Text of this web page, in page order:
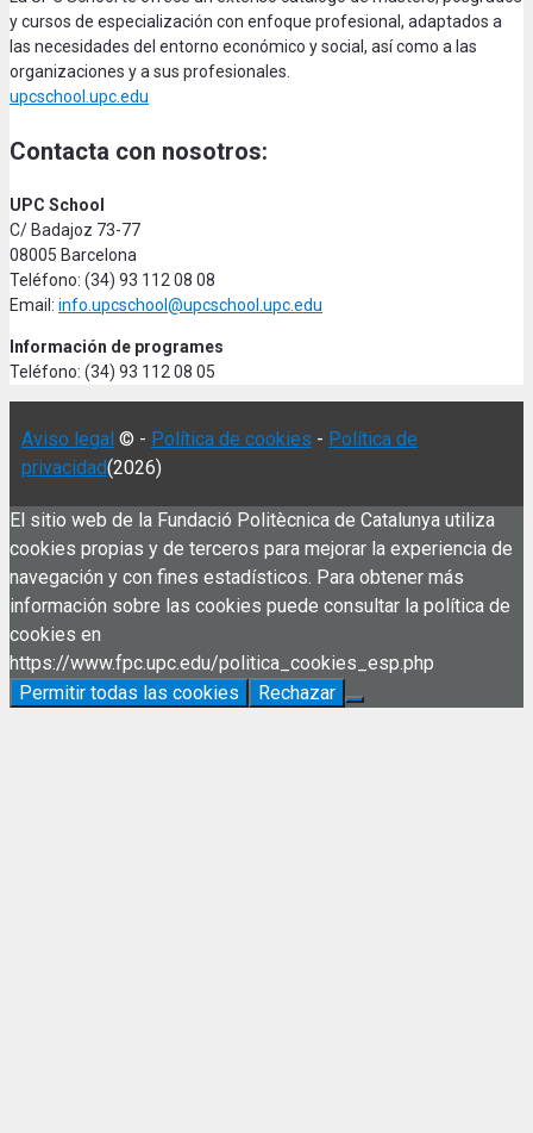
y cursos de especialización con enfoque profesional, adaptados a
las necesidades del entorno económico y social, así como a las
organizaciones y a sus profesionales.
upcschool.upc.edu
Contacta con nosotros:
UPC School
C/ Badajoz 73-77
08005 Barcelona
Teléfono: (34) 93 112 08 08
Email: info.upcschool@upcschool.upc.edu
Información de programes
Teléfono: (34) 93 112 08 05
Aviso legal © - Política de cookies - Política de
privacidad(2026)
El sitio web de la Fundació Politècnica de Catalunya utiliza
cookies propias y de terceros para mejorar la experiencia de
navegación y con fines estadísticos. Para obtener más
información sobre las cookies puede consultar la política de
cookies en
https://www.fpc.upc.edu/politica_cookies_esp.php
Permitir todas las cookies
Rechazar